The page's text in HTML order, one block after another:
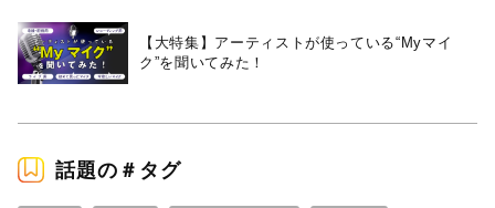
【大特集】アーティストが使っている“Myマイ
ク”を聞いてみた！
話題の＃タグ